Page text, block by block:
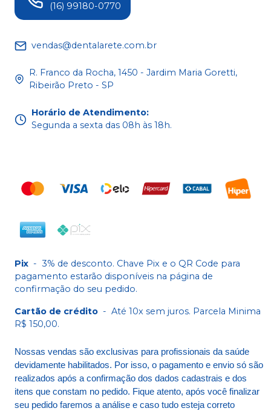
(16) 99180-0770
vendas@dentalarete.com.br
R. Franco da Rocha, 1450 - Jardim Maria Goretti,
Ribeirão Preto - SP
Horário de Atendimento:
Segunda a sexta das 08h às 18h.
Pix - 3% de desconto. Chave Pix e o QR Code para
pagamento estarão disponíveis na página de
confirmação do seu pedido.
Cartão de crédito - Até 10x sem juros. Parcela Minima
R$ 150,00.
Nossas vendas são exclusivas para profissionais da saúde
devidamente habilitados. Por isso, o pagamento e envio só são
realizados após a confirmação dos dados cadastrais e dos
itens que constam no pedido. Fique atento, após você finalizar
seu pedido faremos a análise e caso tudo esteja correto